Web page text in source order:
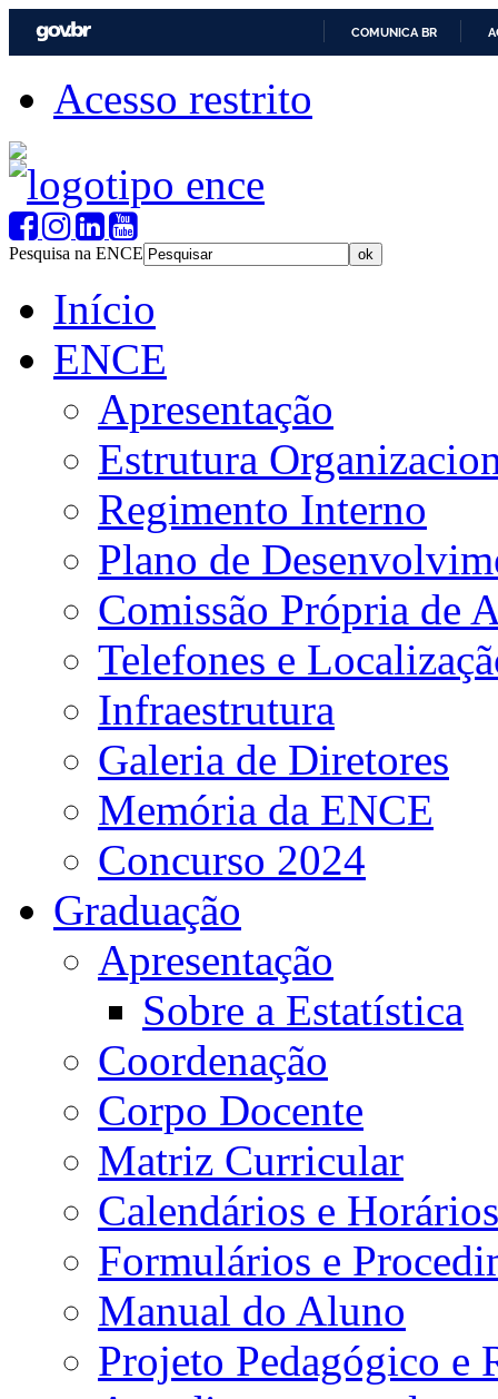
COMUNICA BR
Acesso restrito
Pesquisa na ENCE
Início
ENCE
Apresentação
Estrutura
Regimento Interno
Plano de
Comissão Própria de
Telefones e
Infraestrutura
Galeria de Diretores
Memória da ENCE
Concurso 2024
Graduação
Apresentação
Sobre a Estatística
Coordenação
Corpo Docente
Matriz Curricular
Calendários e Horários
Formulários e
Manual do Aluno
Projeto Pedagógico e